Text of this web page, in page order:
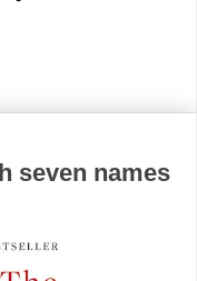
seven names